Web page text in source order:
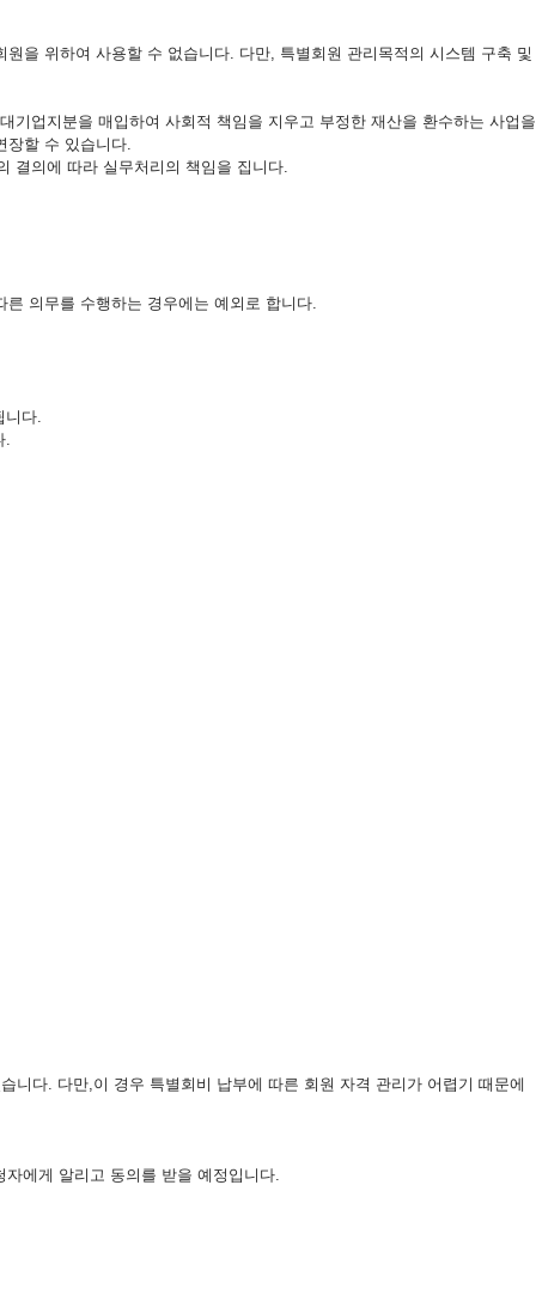
을 위하여 사용할 수 없습니다. 다만, 특별회원 관리목적의 시스템 구축 및
업지분을 매입하여 사회적 책임을 지우고 부정한 재산을 환수하는 사업을
장할 수 있습니다.
결의에 따라 실무처리의 책임을 집니다.
의무를 수행하는 경우에는 예외로 합니다.
니다.
.
니다. 다만,이 경우 특별회비 납부에 따른 회원 자격 관리가 어렵기 때문에
에게 알리고 동의를 받을 예정입니다.